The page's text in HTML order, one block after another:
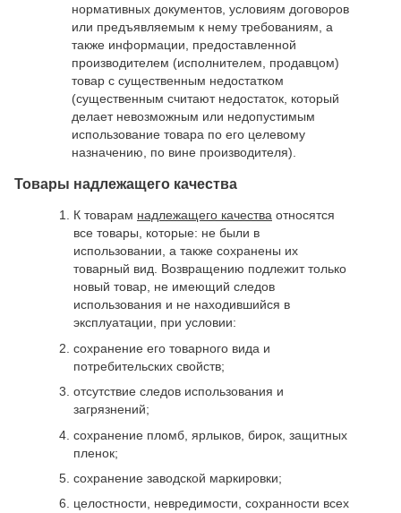
нормативных документов, условиям договоров
или предъявляемым к нему требованиям, а
также информации, предоставленной
производителем (исполнителем, продавцом)
товар с существенным недостатком
(существенным считают недостаток, который
делает невозможным или недопустимым
использование товара по его целевому
назначению, по вине производителя).
Товары надлежащего качества
К товарам надлежащего качества относятся
все товары, которые: не были в
использовании, а также сохранены их
товарный вид. Возвращению подлежит только
новый товар, не имеющий следов
использования и не находившийся в
эксплуатации, при условии:
сохранение его товарного вида и
потребительских свойств;
отсутствие следов использования и
загрязнений;
сохранение пломб, ярлыков, бирок, защитных
пленок;
сохранение заводской маркировки;
целостности, невредимости, сохранности всех